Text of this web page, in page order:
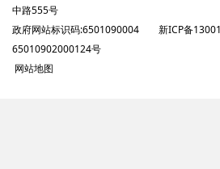
中路555号
政府网站标识码:6501090004
新ICP备
65010902000124号
网站地图